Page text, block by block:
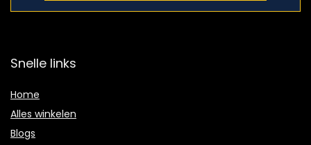
Snelle links
Home
Alles winkelen
Blogs